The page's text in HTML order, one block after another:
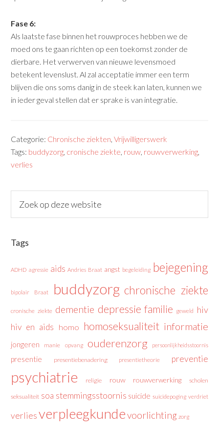
Fase 6:
Als laatste fase binnen het rouwproces hebben we de
moed ons te gaan richten op een toekomst zonder de
dierbare. Het verwerven van nieuwe levensmoed
betekent levenslust. Al zal acceptatie immer een term
blijven die ons soms danig in de steek kan laten, kunnen we
in ieder geval stellen dat er sprake is van integratie.
Categorie: Chronische ziekten,Vrijwilligerswerk
Tags: buddyzorg, cronische ziekte, rouw, rouwverwerking,
verlies
Tags
ADHD agressie aids Andries Braat angst begeleiding bejegening
bipolair Braat buddyzorg chronische ziekte
cronische ziekte dementie depressie familie geweld hiv
hiv en aids homo homoseksualiteit informatie
jongeren manie opvang ouderenzorg persoonlijkheidsstoornis
presentie presentiebenadering presentietheorie preventie
psychiatrie religie rouw rouwverwerking scholen
seksualiteit soa stemmingsstoornis suicide suicidepoging verdriet
verlies verpleegkundevoorlichting zorg